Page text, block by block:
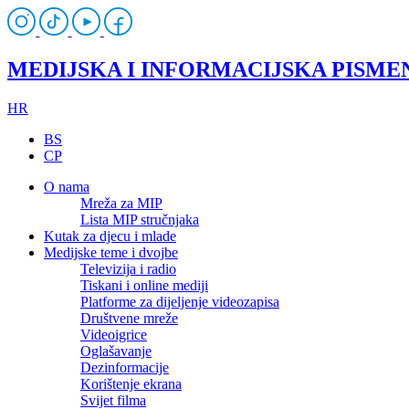
MEDIJSKA I INFORMACIJSKA
HR
BS
CP
O nama
Mreža za MIP
Lista MIP stručnjaka
Kutak za djecu i mlade
Medijske teme i dvojbe
Televizija i radio
Tiskani i online mediji
Platforme za dijeljenje videozapisa
Društvene mreže
Videoigrice
Oglašavanje
Dezinformacije
Korištenje ekrana
Svijet filma